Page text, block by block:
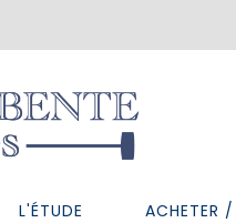
L'ÉTUDE ACHETER /